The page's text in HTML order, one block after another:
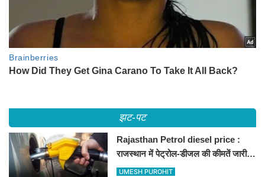
झट-पट
Rajasthan Petrol diesel price :
राजस्थान में पेट्रोल-डीजल की कीमतें जारी,
जानिए बीकानेर समेत पुरे प्रदेश में नए रेट
UMESH PUROHIT